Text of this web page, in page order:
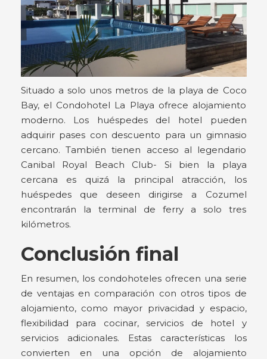
Situado a solo unos metros de la playa de Coco
Bay, el Condohotel La Playa ofrece alojamiento
moderno. Los huéspedes del hotel pueden
adquirir pases con descuento para un gimnasio
cercano. También tienen acceso al legendario
Canibal Royal Beach Club- Si bien la playa
cercana es quizá la principal atracción, los
huéspedes que deseen dirigirse a Cozumel
encontrarán la terminal de ferry a solo tres
kilómetros.
Conclusión final
En resumen, los condohoteles ofrecen una serie
de ventajas en comparación con otros tipos de
alojamiento, como mayor privacidad y espacio,
flexibilidad para cocinar, servicios de hotel y
servicios adicionales. Estas características los
convierten en una opción de alojamiento